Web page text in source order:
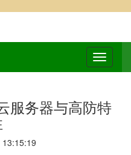
服务器与高防特